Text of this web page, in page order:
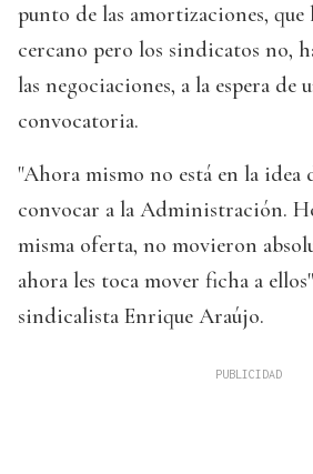
punto de las amortizaciones, que
cercano pero los sindicatos no,
las negociaciones, a la espera de
convocatoria.
"Ahora mismo no está en la idea
convocar a la Administración.
misma oferta, no movieron
ahora les toca mover ficha a
sindicalista Enrique Araújo.